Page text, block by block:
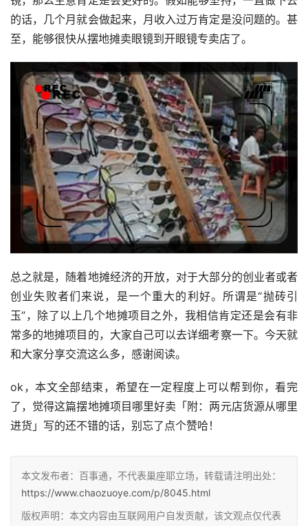
的话，几个月就会做起来，月收入过万肯定是没问题的。甚
至，能够很快从摆地摊卖眼镜到开眼镜专卖店了。
总之就是，随着地摊经济的开放，对于大部分的创业者或者
创业失败者们来说，是一个重大的利好。所谓是“抛砖引
玉”，除了以上几个地摊项目之外，我相信肯定还是会有非
常多的地摊项目的，大家自己可以去详细考察一下。今天就
和大家分享交流这么多，感谢阅读。
ok，本文全部结束，希望在一定程度上可以帮到你，看完
了，觉得这篇摆地摊项目哪里好卖「附：两元店货源从哪里
进货」写的还不错的话，别忘了点个赞哈！
本文发布者：百事通，不代表巢座耶立场，转载请注明出处：
https://www.chaozuoye.com/p/8045.html
版权声明：本文内容由互联网用户自发贡献，该文观点仅代表